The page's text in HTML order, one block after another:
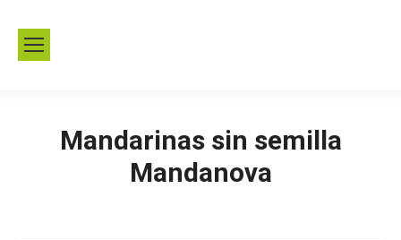
Mandarinas sin semilla
Mandanova